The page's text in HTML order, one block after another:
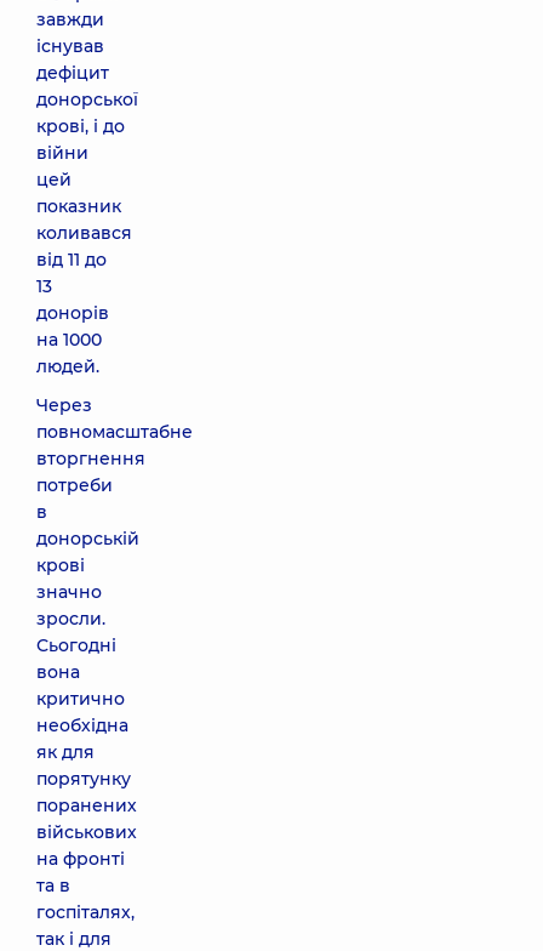
завжди
існував
дефіцит
донорської
крові, і до
війни
цей
показник
коливався
від 11 до
13
донорів
на 1000
людей.
Через
повномасштабне
вторгнення
потреби
в
донорській
крові
значно
зросли.
Сьогодні
вона
критично
необхідна
як для
порятунку
поранених
військових
на фронті
та в
госпіталях,
так і для